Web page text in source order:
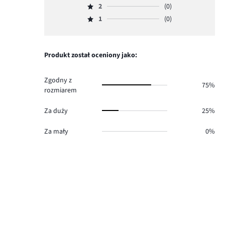
głosów
ilość
głosów
3,
ilość
Ocena
2,
0.
2
(0)
Ocena
głosów
1 (0)
Produkt został oceniony jako:
Zgodny z
rozmiarem
75%
Za duży 25%
Za mały 0%